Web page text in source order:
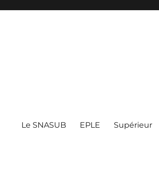
Le SNASUB EPLE Supérieur